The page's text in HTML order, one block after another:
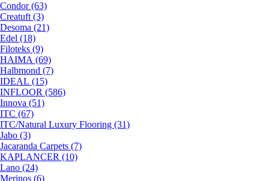
Condor (63)
Creatuft (3)
Desoma (21)
Edel (18)
Filoteks (9)
HAIMA (69)
Halbmond (7)
IDEAL (15)
INFLOOR (586)
Innova (51)
ITC (67)
ITC/Natural Luxury Flooring (31)
Jabo (3)
Jacaranda Carpets (7)
KAPLANCER (10)
Lano (24)
Merinos (6)